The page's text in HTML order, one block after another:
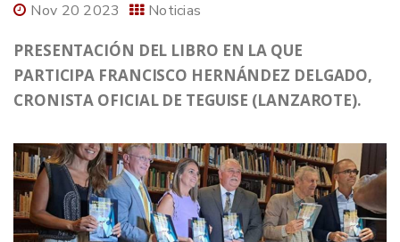
Nov 20 2023 Noticias
PRESENTACIÓN DEL LIBRO EN LA QUE
PARTICIPA FRANCISCO HERNÁNDEZ DELGADO,
CRONISTA OFICIAL DE TEGUISE (LANZAROTE).